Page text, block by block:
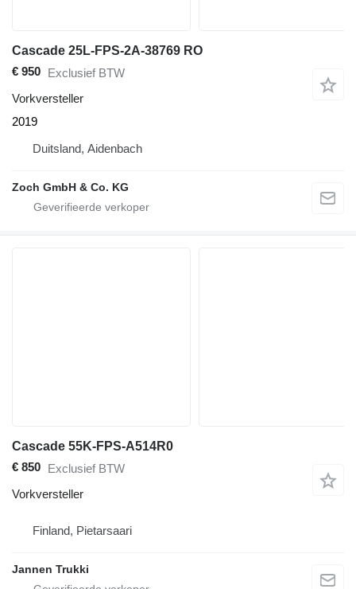
Cascade 25L-FPS-2A-38769 RO
€ 950 Exclusief BTW
Vorkversteller
2019
Duitsland, Aidenbach
Zoch GmbH & Co. KG
Cascade 55K-FPS-A514R0
€ 850 Exclusief BTW
Vorkversteller
Finland, Pietarsaari
Jannen Trukki